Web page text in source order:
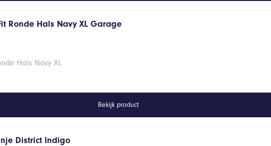
Ronde Hals Navy XL Garage
Hals Navy XL
Bekijk product
District Indigo